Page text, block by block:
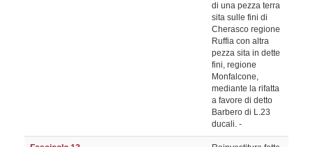
di una pezza terra
sita sulle fini di
Cherasco regione
Ruffia con altra
pezza sita in dette
fini, regione
Monfalcone,
mediante la rifatta
a favore di detto
Barbero di L.23
ducali. -